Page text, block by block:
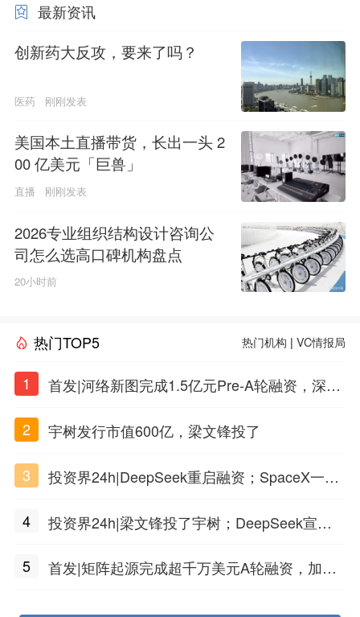
最新资讯
创新药大反攻，要来了吗？
医药 刚刚发表
美国本土直播带货，长出一头 2
00 亿美元「巨兽」
直播 刚刚发表
2026专业组织结构设计咨询公
司怎么选高口碑机构盘点
20小时前
热门TOP5 热门机构 |VC情报局
1
首发|河络新图完成1.5亿元Pre-A轮融资，深耕i
2
宇树发行市值600亿，梁文锋投了
3
投资界24h|DeepSeek重启融资；SpaceX一夜
4
投资界24h|梁文锋投了宇树；DeepSeek宣布
5
首发|矩阵起源完成超千万美元A轮融资，加速